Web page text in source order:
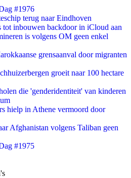
#1976
terug naar Eindhoven
tot inbouwen backdoor in iCloud aan
is volgens OM geen enkel
grensaanval door migranten
groeit naar 100 hectare
die 'genderidentiteit' van kinderen
hielp in Athene vermoord door
Afghanistan volgens Taliban geen
#1975